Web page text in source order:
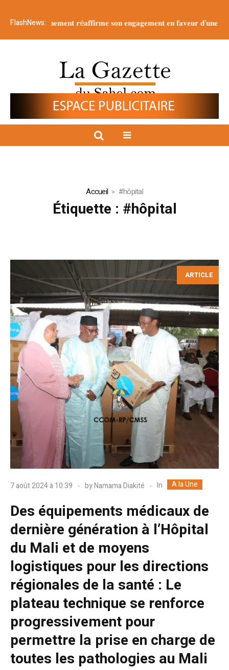
FlashNews: 𝐫é𝐚𝐟𝐟𝐢𝐫𝐦𝐞 𝐬𝐨𝐧 𝐞𝐧𝐠𝐚𝐠𝐞𝐦𝐞𝐧𝐭 𝐞𝐧 𝐟𝐚𝐯𝐞𝐮𝐫 𝐝’𝐮𝐧𝐞 𝐣𝐞𝐮𝐧𝐞𝐬𝐬𝐞
Accueil #hôpital
Étiquette : #hôpital
ARTICLE
7 août 2024 à 10:39 byNamama Diakité In A la Une
Des équipements médicaux de
dernière génération à l’Hôpital
du Mali et de moyens
logistiques pour les directions
régionales de la santé : Le
plateau technique se renforce
progressivement pour
permettre la prise en charge de
toutes les pathologies au Mali